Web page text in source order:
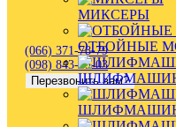
(066) 371-78-79
(098) 843-35-03
Перезвонить вам?
МИКСЕРЫ
ОТБОЙНЫЕ